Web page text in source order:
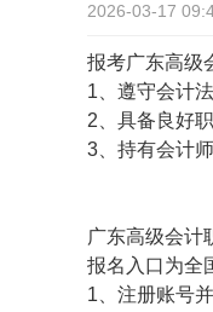
2026-03-17
报考广东高级
1、遵守会计
2、具备良好
3、持有会计
广东高级会计
报名入口为全
1、注册账号